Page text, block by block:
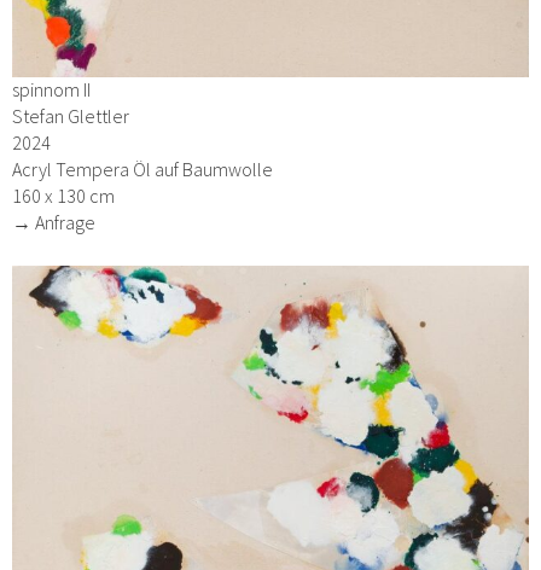
spinnom II
Stefan Glettler
2024
Acryl Tempera Öl auf Baumwolle
160 x 130 cm
→ Anfrage